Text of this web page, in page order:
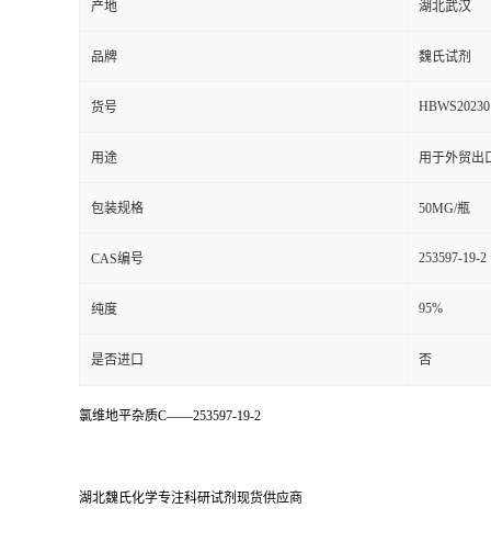
产地 湖北武汉
品牌 魏氏试剂
货号
用途 用于外贸出
包装规格 50MG/瓶
CAS编号 253597-19-2
纯度 95%
是否进口 否
氯维地平杂质C——253597-19-2
湖北魏氏化学专注科研试剂现货供应商